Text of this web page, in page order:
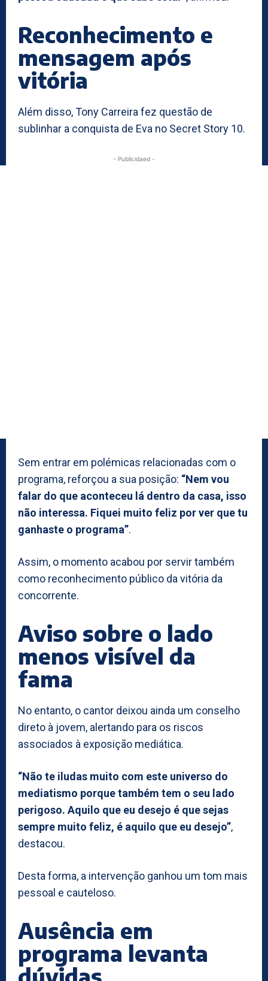
Reconhecimento e
mensagem após
vitória
Além disso, Tony Carreira fez questão de
sublinhar a conquista de Eva no Secret Story 10.
- Publicidaed -
Sem entrar em polémicas relacionadas com o
programa, reforçou a sua posição: “Nem vou
falar do que aconteceu lá dentro da casa, isso
não interessa. Fiquei muito feliz por ver que tu
ganhaste o programa”.
Assim, o momento acabou por servir também
como reconhecimento público da vitória da
concorrente.
Aviso sobre o lado
menos visível da
fama
No entanto, o cantor deixou ainda um conselho
direto à jovem, alertando para os riscos
associados à exposição mediática.
“Não te iludas muito com este universo do
mediatismo porque também tem o seu lado
perigoso. Aquilo que eu desejo é que sejas
sempre muito feliz, é aquilo que eu desejo”,
destacou.
Desta forma, a intervenção ganhou um tom mais
pessoal e cauteloso.
Ausência em
programa levanta